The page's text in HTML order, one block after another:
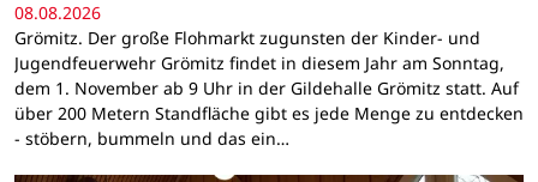
08.08.2026
Grömitz. Der große Flohmarkt zugunsten der Kinder- und
Jugendfeuerwehr Grömitz findet in diesem Jahr am Sonntag,
dem 1. November ab 9 Uhr in der Gildehalle Grömitz statt. Auf
über 200 Metern Standfläche gibt es jede Menge zu entdecken
- stöbern, bummeln und das ein…